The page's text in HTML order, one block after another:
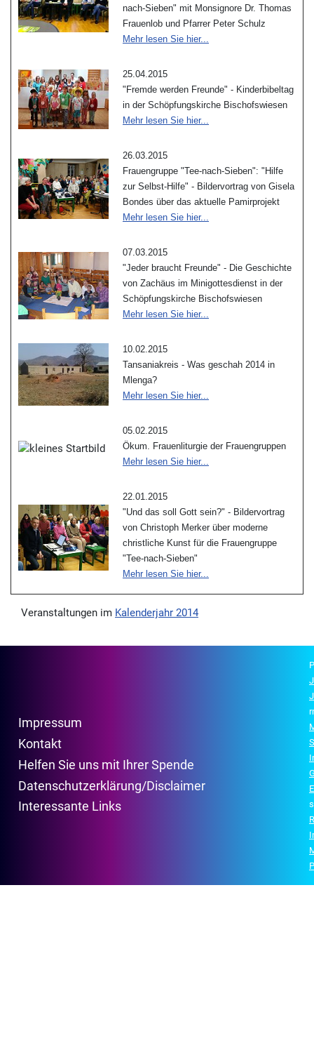
nach-Sieben" mit Monsignore Dr. Thomas
Frauenlob und Pfarrer Peter Schulz
Mehr lesen Sie hier...
25.04.2015
"Fremde werden Freunde" - Kinderbibeltag
in der Schöpfungskirche Bischofswiesen
Mehr lesen Sie hier...
26.03.2015
Frauengruppe "Tee-nach-Sieben": "Hilfe
zur Selbst-Hilfe" - Bildervortrag von Gisela
Bondes über das aktuelle Pamirprojekt
Mehr lesen Sie hier...
07.03.2015
"Jeder braucht Freunde" - Die Geschichte
von Zachäus im Minigottesdienst in der
Schöpfungskirche Bischofswiesen
Mehr lesen Sie hier...
10.02.2015
Tansaniakreis - Was geschah 2014 in
Mlenga?
Mehr lesen Sie hier...
05.02.2015
Ökum. Frauenliturgie der Frauengruppen
Mehr lesen Sie hier...
22.01.2015
"Und das soll Gott sein?" - Bildervortrag
von Christoph Merker über moderne
christliche Kunst für die Frauengruppe
"Tee-nach-Sieben"
Mehr lesen Sie hier...
Veranstaltungen im Kalenderjahr 2014
Impressum
Kontakt
Helfen Sie uns mit Ihrer Spende
Datenschutzerklärung/Disclaimer
Interessante Links